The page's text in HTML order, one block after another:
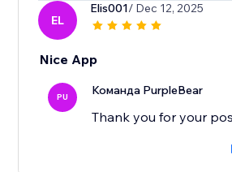
EL
Elis001/ Dec 12, 2025
Nice App
PU Команда PurpleBear
Thank you for your